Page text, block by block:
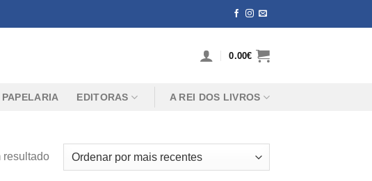
0.00€
PAPELARIA EDITORAS A REI DOS LIVROS
resultado